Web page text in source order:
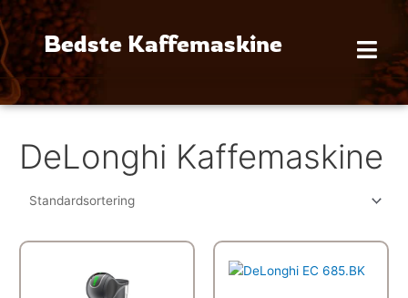
til
indholdetBedste Kaffemaskine
DeLonghi Kaffemaskine